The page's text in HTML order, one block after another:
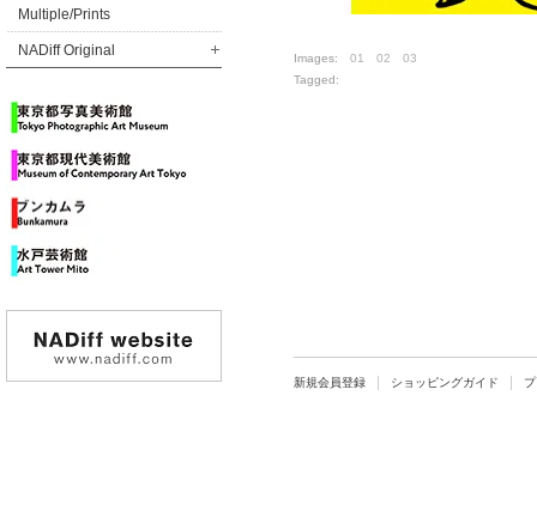
Multiple/Prints
NADiff Original Images: 01 02
03
Tagged:
新規会員登録 ショッピングガイド